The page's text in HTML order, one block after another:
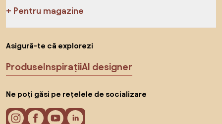
Pentru magazine
Asigură-te că explorezi
ProduseInspirațiiAI designer
Ne poți găsi pe rețelele de socializare